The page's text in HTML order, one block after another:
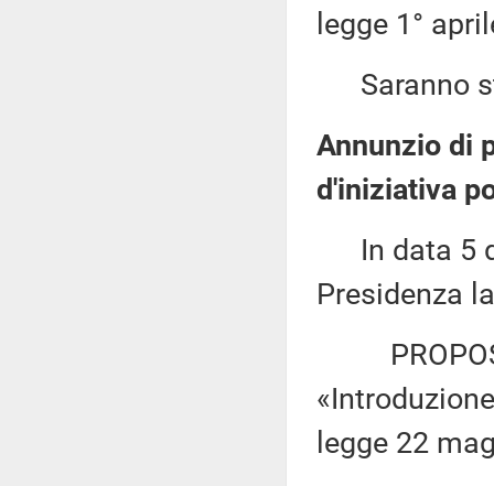
legge 1°
Saranno
Annunzio di
d'iniziativa
In data 5
Presidenza
legge 22